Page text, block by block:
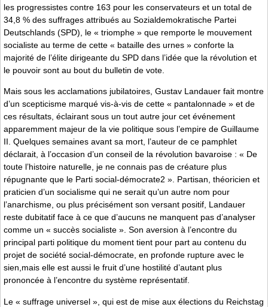
les progressistes contre 163 pour les conservateurs et un total de
34,8 % des suffrages attribués au Sozialdemokratische Partei
Deutschlands (SPD), le « triomphe » que remporte le mouvement
socialiste au terme de cette « bataille des urnes » conforte la
majorité de l’élite dirigeante du SPD dans l’idée que la révolution et
le pouvoir sont au bout du bulletin de vote.
Mais sous les acclamations jubilatoires, Gustav Landauer fait montre
d’un scepticisme marqué vis-à-vis de cette « pantalonnade » et de
ces résultats, éclairant sous un tout autre jour cet événement
apparemment majeur de la vie politique sous l’empire de Guillaume
II. Quelques semaines avant sa mort, l’auteur de ce pamphlet
déclarait, à l’occasion d’un conseil de la révolution bavaroise : « De
toute l’histoire naturelle, je ne connais pas de créature plus
répugnante que le Parti social-démocrate2 ». Partisan, théoricien et
praticien d’un socialisme qui ne serait qu’un autre nom pour
l’anarchisme, ou plus précisément son versant positif, Landauer
reste dubitatif face à ce que d’aucuns ne manquent pas d’analyser
comme un « succès socialiste ». Son aversion à l’encontre du
principal parti politique du moment tient pour part au contenu du
projet de société social-démocrate, en profonde rupture avec le
sien,mais elle est aussi le fruit d’une hostilité d’autant plus
prononcée à l’encontre du système représentatif.
Le « suffrage universel », qui est de mise aux élections du Reichstag